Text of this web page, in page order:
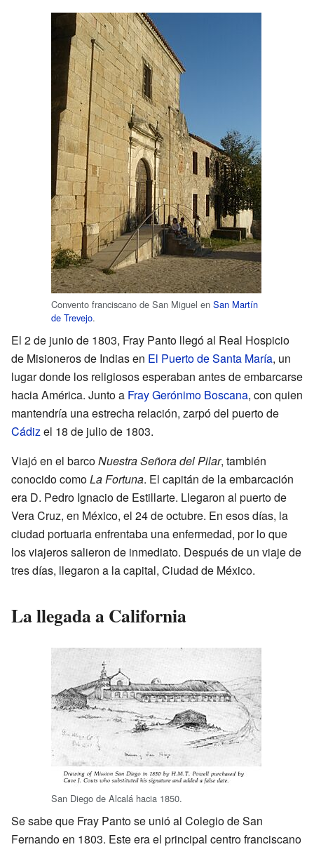
Convento franciscano de San Miguel en San Martín
de Trevejo.
El 2 de junio de 1803, Fray Panto llegó al Real Hospicio
de Misioneros de Indias en El Puerto de Santa María, un
lugar donde los religiosos esperaban antes de embarcarse
hacia América. Junto a Fray Gerónimo Boscana, con quien
mantendría una estrecha relación, zarpó del puerto de
Cádizel 18 de julio de 1803.
Viajó en el barcoNuestra Señora del Pilar, también
conocido comoLa Fortuna. El capitán de la embarcación
era D. Pedro Ignacio de Estillarte. Llegaron al puerto de
Vera Cruz, en México, el 24 de octubre. En esos días, la
ciudad portuaria enfrentaba una enfermedad, por lo que
los viajeros salieron de inmediato. Después de un viaje de
tres días, llegaron a la capital, Ciudad de México.
La llegada a California
San Diego de Alcalá hacia 1850.
Se sabe que Fray Panto se unió al Colegio de San
Fernando en 1803. Este era el principal centro franciscano